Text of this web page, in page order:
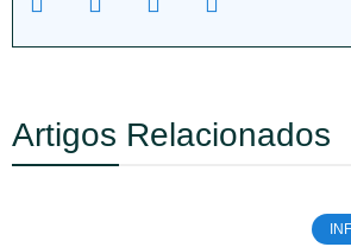
Artigos Relacionados